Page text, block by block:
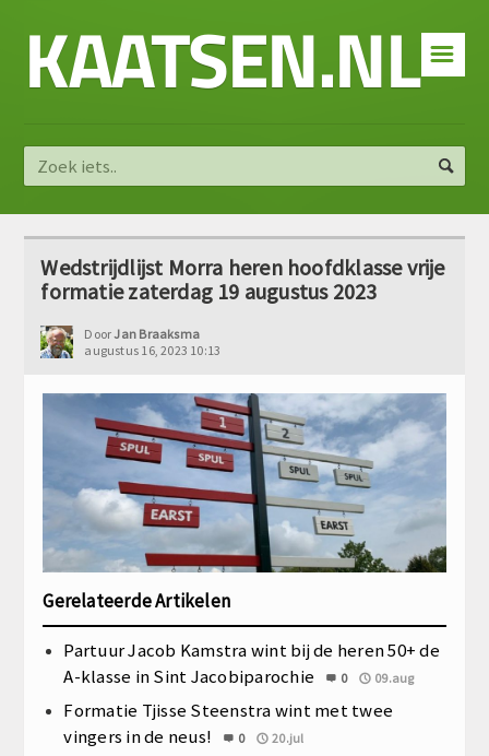
☰
KAATSEN.NL
Wedstrijdlijst Morra heren hoofdklasse vrije
formatie zaterdag 19 augustus 2023
DoorJan Braaksma
augustus 16, 2023 10:13
Gerelateerde Artikelen
Partuur Jacob Kamstra wint bij de heren 50+ de
A-klasse in Sint Jacobiparochie
0 09.aug
Formatie Tjisse Steenstra wint met twee
vingers in de neus!
0 20.jul